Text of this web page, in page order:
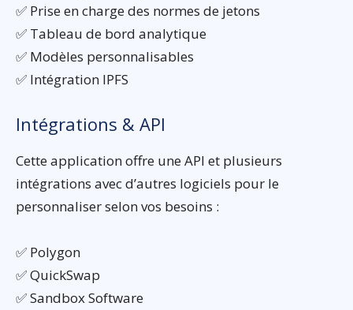
✅ Prise en charge des normes de jetons
✅ Tableau de bord analytique
✅ Modèles personnalisables
✅ Intégration IPFS
Intégrations & API
Cette application offre une API et plusieurs
intégrations avec d’autres logiciels pour le
personnaliser selon vos besoins :
✅ Polygon
✅ QuickSwap
✅ Sandbox Software